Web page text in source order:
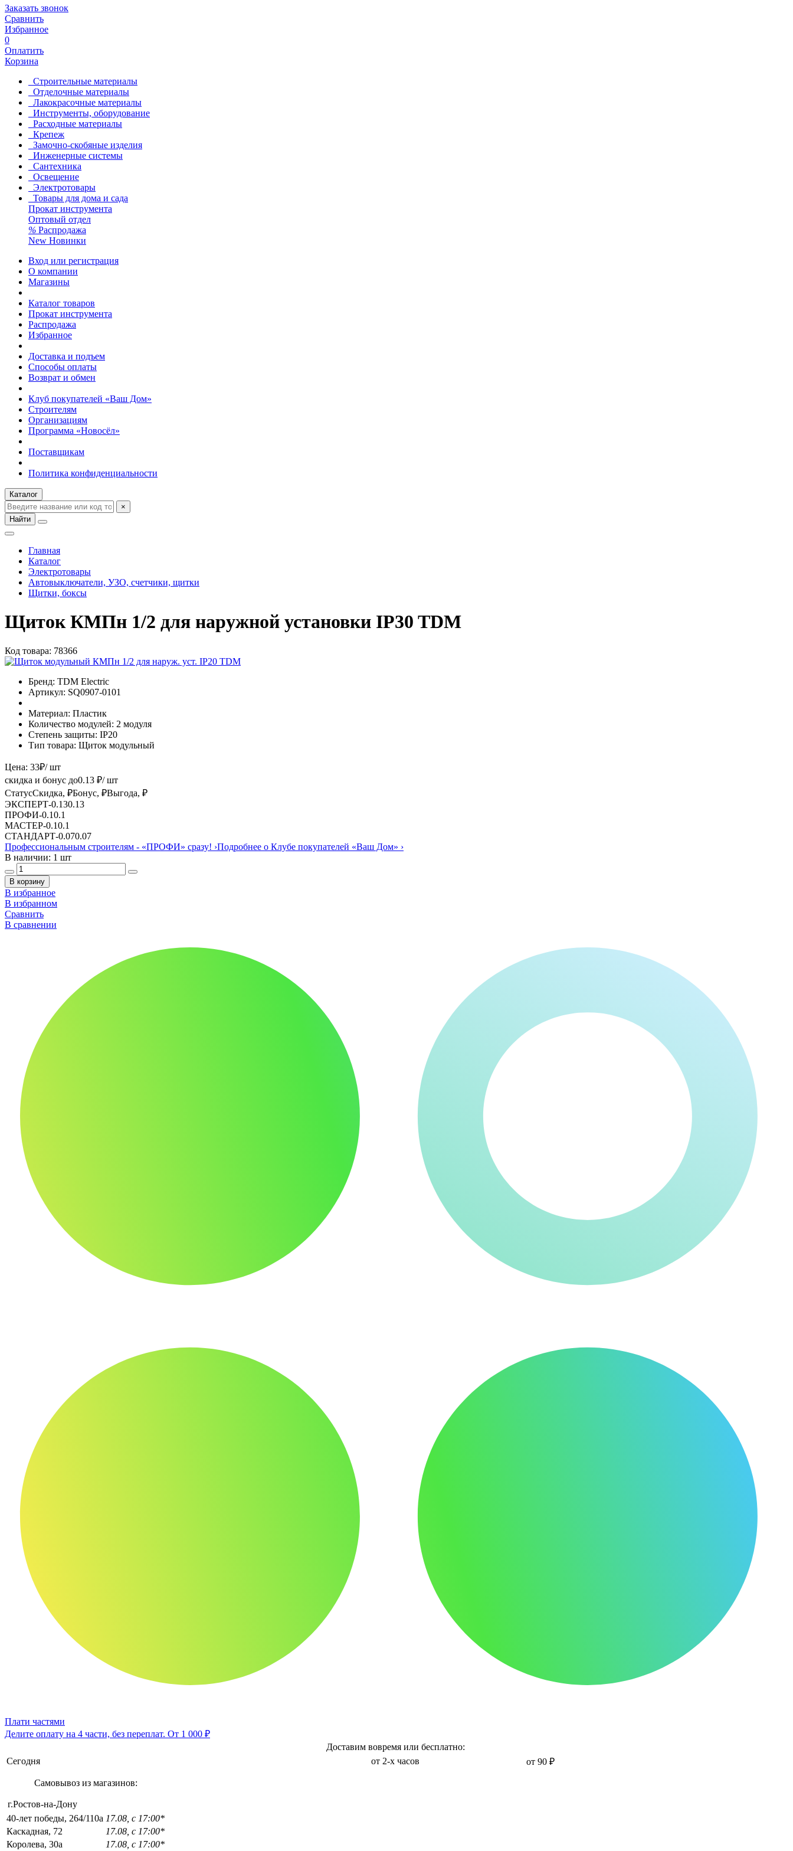
Заказать звонок
Сравнить
Избранное
0
Оплатить
Корзина
Строительные материалы
Отделочные материалы
Лакокрасочные материалы
Инструменты, оборудование
Расходные материалы
Крепеж
Замочно-скобяные изделия
Инженерные системы
Сантехника
Освещение
Электротовары
Товары для дома и сада
Прокат инструмента
Оптовый отдел
% Распродажа
New Новинки
Вход или регистрация
О компании
Магазины
Каталог товаров
Прокат инструмента
Распродажа
Избранное
Доставка и подъем
Способы оплаты
Возврат и обмен
Клуб покупателей «Ваш Дом»
Строителям
Организациям
Программа «Новосёл»
Поставщикам
Политика конфиденциальности
Каталог
×
Найти
Главная
Каталог
Электротовары
Автовыключатели, УЗО, счетчики, щитки
Щитки, боксы
Щиток КМПн 1/2 для наружной установки IP30 TDM
Код товара: 78366
Бренд: TDM Electric
Артикул: SQ0907-0101
Материал: Пластик
Количество модулей: 2 модуля
Степень защиты: IP20
Тип товара: Щиток модульный
Цена: 33₽/ шт
скидка и бонус до0.13 ₽/ шт
СтатусСкидка, ₽Бонус, ₽Выгода, ₽
ЭКСПЕРТ-0.130.13
ПРОФИ-0.10.1
МАСТЕР-0.10.1
СТАНДАРТ-0.070.07
Профессиональным строителям - «ПРОФИ» сразу! ›Подробнее о Клубе покупателей «Ваш Дом» ›
В наличии: 1 шт
В корзину
В избранное
В избранном
Сравнить
В сравнении
Плати частями
Делите оплату на 4 части, без переплат. От 1 000 ₽
Доставим вовремя или бесплатно:
Сегодня
от 2-х часов от 90 ₽
Самовывоз из магазинов:
г.Ростов-на-Дону
40-лет победы, 264/110а 17.08, с 17:00*
Каскадная, 72
17.08, с 17:00*
Королева, 30а
17.08, с 17:00*